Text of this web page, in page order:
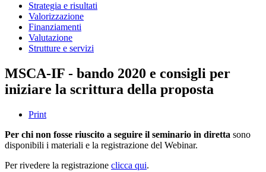
Strategia e risultati
Valorizzazione
Finanziamenti
Valutazione
Strutture e servizi
MSCA-IF - bando 2020 e consigli per
iniziare la scrittura della proposta
Print
Per chi non fosse riuscito a seguire il seminario in diretta sono
disponibili i materiali e la registrazione del Webinar.
Per rivedere la registrazione clicca qui.